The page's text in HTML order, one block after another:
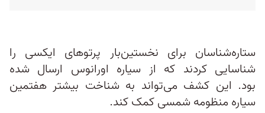
ستاره‌شناسان برای نخستین‌بار پرتوهای ایکسی را
شناسایی کردند که از سیاره اورانوس ارسال شده
بود. این کشف می‌تواند به شناخت بیشتر هفتمین
سیاره منظومه شمسی کمک کند.